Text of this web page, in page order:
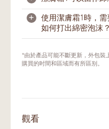
是的，其溫和配方適
潔膚霜1能温和潔淨
的按摩潔淨方式，也
+
使用潔膚霜1時，需
如何打出綿密泡沫
潔膚霜1配方需要經
助潔淨肌膚的效果。
*由於產品可能不斷更新，外包裝
購買的时間和區域而有所區别。
觀看